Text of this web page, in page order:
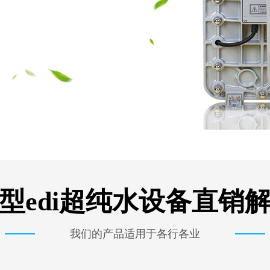
edi超纯水设备直销
我们的产品适用于各行各业